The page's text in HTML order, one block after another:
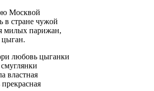
Москвой
в стране чужой
милых парижан,
любовь цыганки
властная